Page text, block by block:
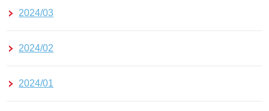
2024/03
2024/02
2024/01